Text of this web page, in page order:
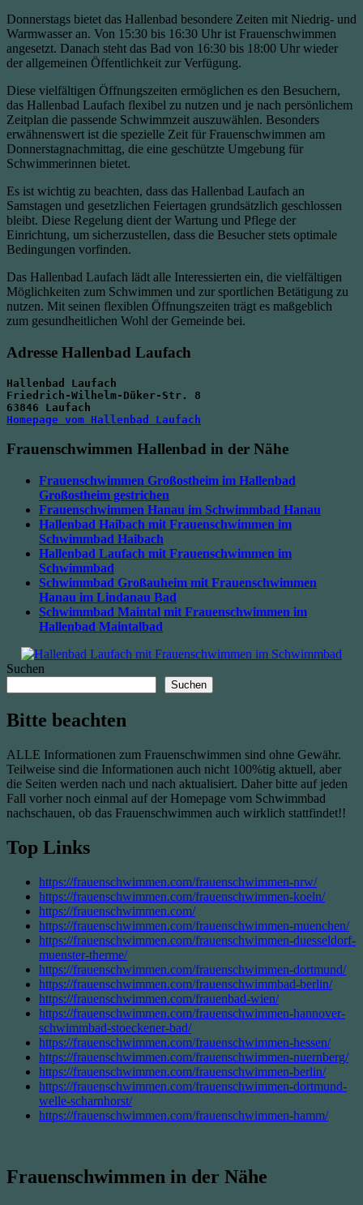
Donnerstags bietet das Hallenbad besondere Zeiten mit Niedrig- und
Warmwasser an. Von 15:30 bis 16:30 Uhr ist Frauenschwimmen
angesetzt. Danach steht das Bad von 16:30 bis 18:00 Uhr wieder
der allgemeinen Öffentlichkeit zur Verfügung.
Diese vielfältigen Öffnungszeiten ermöglichen es den Besuchern,
das Hallenbad Laufach flexibel zu nutzen und je nach persönlichem
Zeitplan die passende Schwimmzeit auszuwählen. Besonders
erwähnenswert ist die spezielle Zeit für Frauenschwimmen am
Donnerstagnachmittag, die eine geschützte Umgebung für
Schwimmerinnen bietet.
Es ist wichtig zu beachten, dass das Hallenbad Laufach an
Samstagen und gesetzlichen Feiertagen grundsätzlich geschlossen
bleibt. Diese Regelung dient der Wartung und Pflege der
Einrichtung, um sicherzustellen, dass die Besucher stets optimale
Bedingungen vorfinden.
Das Hallenbad Laufach lädt alle Interessierten ein, die vielfältigen
Möglichkeiten zum Schwimmen und zur sportlichen Betätigung zu
nutzen. Mit seinen flexiblen Öffnungszeiten trägt es maßgeblich
zum gesundheitlichen Wohl der Gemeinde bei.
Adresse Hallenbad Laufach
Hallenbad Laufach
Friedrich-Wilhelm-Düker-Str. 8
63846 Laufach
Homepage vom Hallenbad Laufach
Frauenschwimmen Hallenbad in der Nähe
Frauenschwimmen Großostheim im Hallenbad
Großostheim gestrichen
Frauenschwimmen Hanau im Schwimmbad Hanau
Hallenbad Haibach mit Frauenschwimmen im
Schwimmbad Haibach
Hallenbad Laufach mit Frauenschwimmen im
Schwimmbad
Schwimmbad Großauheim mit Frauenschwimmen
Hanau im Lindanau Bad
Schwimmbad Maintal mit Frauenschwimmen im
Hallenbad Maintalbad
Suchen
Suchen
Bitte beachten
ALLE Informationen zum Frauenschwimmen sind ohne Gewähr.
Teilweise sind die Informationen auch nicht 100%tig aktuell, aber
die Seiten werden nach und nach aktualisiert. Daher bitte auf jeden
Fall vorher noch einmal auf der Homepage vom Schwimmbad
nachschauen, ob das Frauenschwimmen auch wirklich stattfindet!!
Top Links
https://frauenschwimmen.com/frauenschwimmen-nrw/
https://frauenschwimmen.com/frauenschwimmen-koeln/
https://frauenschwimmen.com/
https://frauenschwimmen.com/frauenschwimmen-muenchen/
https://frauenschwimmen.com/frauenschwimmen-duesseldorf-
muenster-therme/
https://frauenschwimmen.com/frauenschwimmen-dortmund/
https://frauenschwimmen.com/frauenschwimmbad-berlin/
https://frauenschwimmen.com/frauenbad-wien/
https://frauenschwimmen.com/frauenschwimmen-hannover-
schwimmbad-stoeckener-bad/
https://frauenschwimmen.com/frauenschwimmen-hessen/
https://frauenschwimmen.com/frauenschwimmen-nuernberg/
https://frauenschwimmen.com/frauenschwimmen-berlin/
https://frauenschwimmen.com/frauenschwimmen-dortmund-
welle-scharnhorst/
https://frauenschwimmen.com/frauenschwimmen-hamm/
Frauenschwimmen in der Nähe